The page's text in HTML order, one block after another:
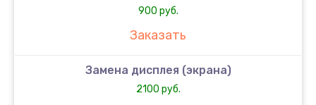
900 руб.
Заказать
Замена дисплея (экрана)
2100 руб.